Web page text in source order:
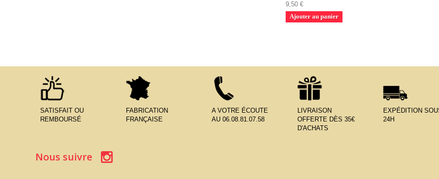
9,50 €
Ajouter au panier
SATISFAIT OU
REMBOURSÉ
FABRICATION
FRANÇAISE
A VOTRE ÉCOUTE
AU 06.08.81.07.58
LIVRAISON
OFFERTE DÈS 35€
D'ACHATS
EXPÉDITION
24H
Nous suivre